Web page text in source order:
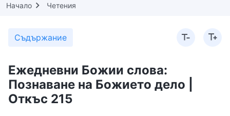
Начало Четения
Съдържание
Ежедневни Божии слова:
Познаване на Божието дело |
Откъс 215